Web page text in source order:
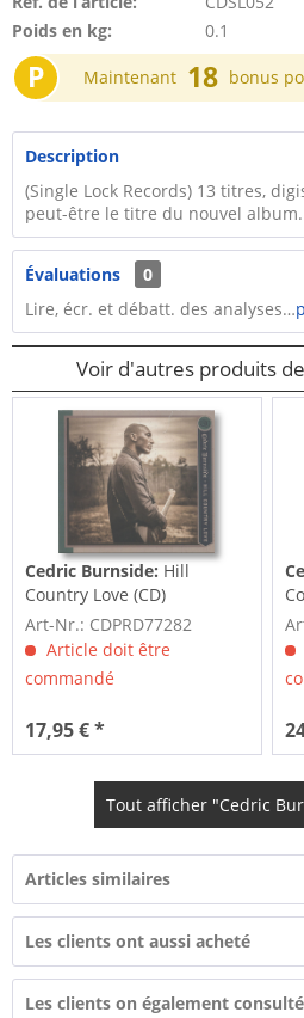
Poids en kg:
0.1
P Maintenant 18 bonus
Description
(Single Lock Records) 13 titres,
peut-être le titre du nouvel
Évaluations
0
Lire, écr. et débatt. des analyses…
Voir d'autres produits
Cedric Burnside: Hill
Country Love (CD)
Art-Nr.: CDPRD77282
Article doit être
commandé
17,95 € *
Tout afficher "Cedric
Articles similaires
Les clients ont aussi acheté
Les clients on également consulté